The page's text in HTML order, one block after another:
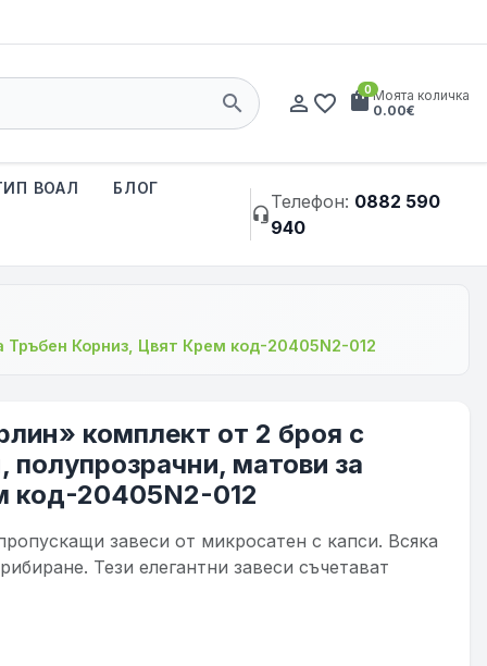
search person_outline favorite_border shopping_bag
0Моята количка
0.00€
ВОАЛ БЛОГ
headset_mic
Телефон: 0882 590
940
Тръбен Корниз, Цвят Крем код-20405N2-012
комплект от 2 броя с
полупрозрачни, матови за
код-20405N2-012
завеси от микросатен с капси. Всяка
Тези елегантни завеси съчетават